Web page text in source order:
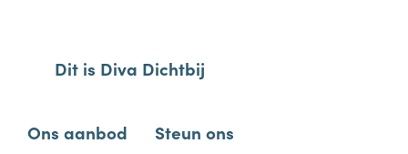
Dit is Diva Dichtbij
Ons aanbod Steun ons